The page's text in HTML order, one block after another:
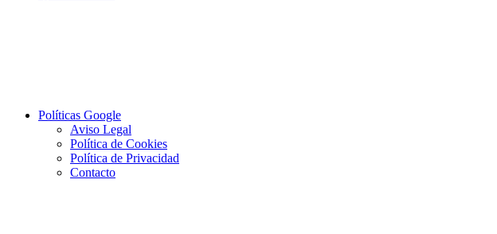
Políticas Google
Aviso Legal
Política de Cookies
Política de Privacidad
Contacto